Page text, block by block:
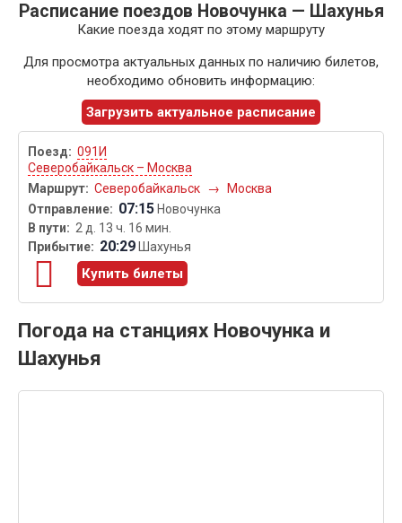
Расписание поездов Новочунка — Шахунья
Какие поезда ходят по этому маршруту
Для просмотра актуальных данных по наличию билетов,
необходимо обновить информацию:
Загрузить актуальное расписание
091И
Северобайкальск – Москва
Северобайкальск
→ Москва
07:15 Новочунка
2 д. 13 ч. 16 мин.
20:29 Шахунья
Купить билеты
Погода на станциях Новочунка и
Шахунья